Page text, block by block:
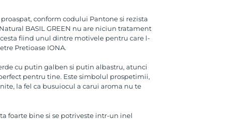
conform codului Pantone si rezista
BASIL GREEN nu are niciun tratament
fiind unul dintre motivele pentru care l-
Pretioase IONA.
cu putin galben si putin albastru, atunci
pentru tine. Este simbolul prospetimii,
la fel ca busuiocul a carui aroma nu te
foarte bine si se potriveste intr-un inel